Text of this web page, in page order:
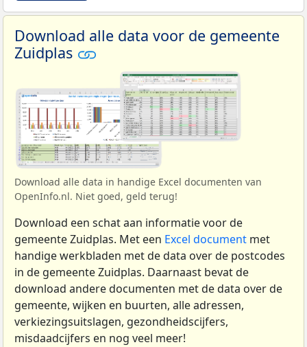
Download alle data voor de gemeente
Zuidplas
Download alle data in handige Excel documenten van
OpenInfo.nl. Niet goed, geld terug!
Download een schat aan informatie voor de
gemeente Zuidplas. Met een Excel document met
handige werkbladen met de data over de postcodes
in de gemeente Zuidplas. Daarnaast bevat de
download andere documenten met de data over de
gemeente, wijken en buurten, alle adressen,
verkiezingsuitslagen, gezondheidscijfers,
misdaadcijfers en nog veel meer!